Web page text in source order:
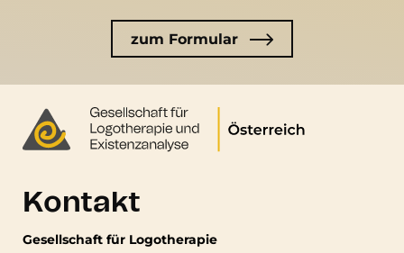
zum Formular
Kontakt
Gesellschaft für Logotherapie